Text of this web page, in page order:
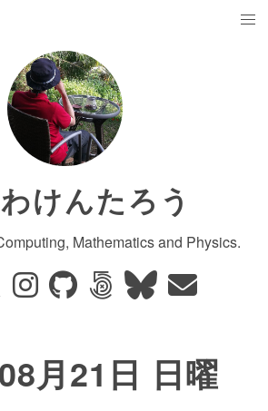
けんたろう
Mathematics and Physics.
月21日 日曜